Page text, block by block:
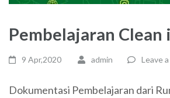
Pembelajaran Clean
9 Apr,2020 admin Leave
Dokumentasi Pembelajaran dari